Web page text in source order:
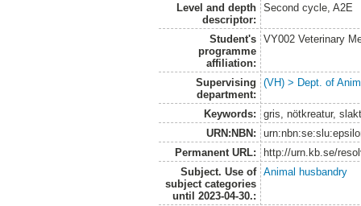
Level and depth
descriptor:
Second cycle, A2E
Student's
programme
affiliation:
VY002 Veterinary
Supervising
department:
(VH) > Dept. of
Keywords:
gris, nötkreatur,
URN:NBN:
Permanent URL:
http://urn.kb.se/
Subject. Use of
subject categories
until 2023-04-30.:
Animal husbandry